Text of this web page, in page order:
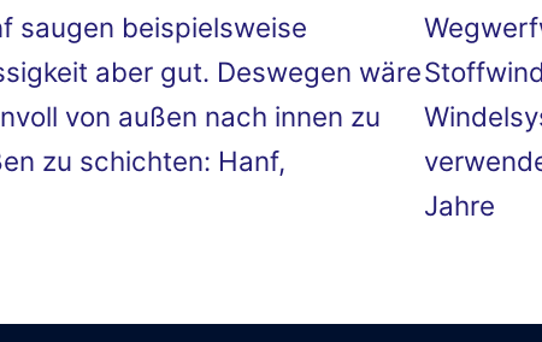
saugen beispielsweise
aber gut. Deswegen wäre
von außen nach innen zu
zu schichten: Hanf,
Jahre